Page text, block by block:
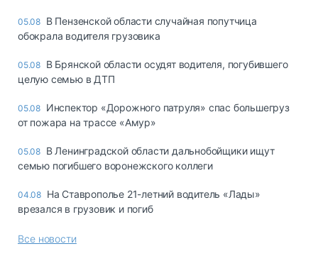
05.08 В Пензенской области случайная попутчица
обокрала водителя грузовика
05.08 В Брянской области осудят водителя, погубившего
целую семью в ДТП
05.08 Инспектор «Дорожного патруля» спас большегруз
от пожара на трассе «Амур»
05.08 В Ленинградской области дальнобойщики ищут
семью погибшего воронежского коллеги
04.08 На Ставрополье 21-летний водитель «Лады»
врезался в грузовик и погиб
Все новости